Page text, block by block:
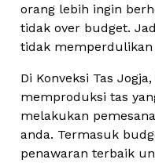
orang lebih ingin
tidak over budget.
tidak memperdulikan
Di Konveksi Tas
memproduksi tas
melakukan
anda. Termasuk
penawaran terbaik